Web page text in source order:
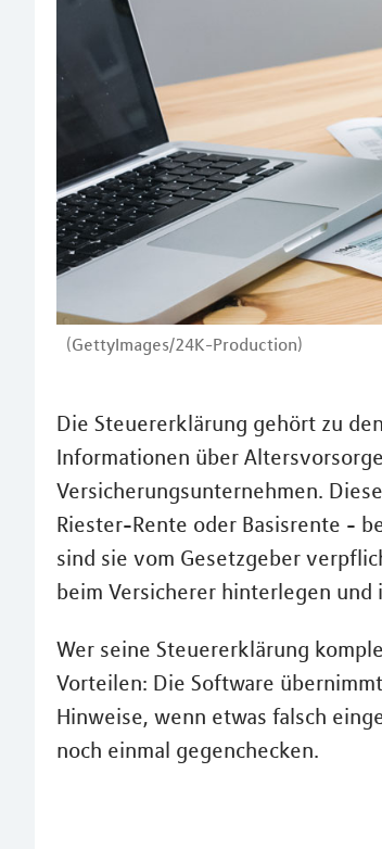
(GettyImages/24K-Production)
Die Steuererklärung gehört zu
Informationen über
Versicherungsunternehmen.
Riester-Rente oder Basisrente -
sind sie vom Gesetzgeber
beim Versicherer hinterlegen
Wer seine Steuererklärung
Vorteilen: Die Software
Hinweise, wenn etwas falsch
noch einmal gegenchecken.